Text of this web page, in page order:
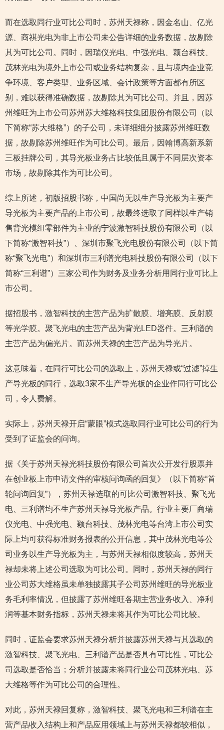
而在选取同行业可比公司时，苏州天禄称，因金名山、亿光
源、商祺光电为非上市公司未公告详细的业务数据，故剔除
其为可比公司。同时，因瑞仪光电、中强光电、颖台科技、
茂林光电为境外上市公司或业务结构复杂，且与境内企业竞
争环境、客户类型、业务区域、会计政策等方面都有所区
别，难以获得准确数据，故剔除其为可比公司。并且，因苏
州维旺为上市公司苏州苏大维格科技集团股份有限公司（以
下简称“苏大维格”）的子公司，未详细细分披露苏州维旺数
据，故剔除苏州维旺作为可比公司。最后，因翰博高新系新
三板挂牌公司，其导光板业务占比较低且属于不同层次资本
市场，故剔除其作为可比公司。
综上所述，初版招股书称，中国尚无以生产导光板为主要产
导光板为主要产品的上市公司，故最终选取了同样以生产销
售背光模组零部件为主业的宁波激智科技股份有限公司（以
下简称“激智科技”）、深圳市聚飞光电股份有限公司（以下简
称“聚飞光电”）和深圳市三利谱光电科技股份有限公司（以下
简称“三利谱”）三家公司作为财务及业务分析用同行业可比上
市公司。
据招股书，激智科技的主营产品为扩散膜、增亮膜、反射膜
等光学膜。聚飞光电的主营产品为背光LED器件。三利谱的
主营产品为偏光片。而苏州天禄的主营产品为导光片。
这意味着，在同行可比公司的选取上，苏州天禄或“过滤”掉生
产导光板的同行，选取3家不生产导光板的企业作同行可比公
司，令人费解。
实际上，苏州天禄开启“蒙眼”模式选取同行业可比公司的行为
受到了证监会的问询。
据《关于苏州天禄光科技股份有限公司首次公开发行股票并
在创业板上市申请文件的审核问询函的回复》（以下简称“首
轮问询回复”），苏州天禄选取的可比公司激智科技、聚飞光
电、三利谱均不生产苏州天禄导光板产品。行业主要厂商瑞
仪光电、中强光电、颖台科技、茂林光电等台湾上市公司实
际上均可获得标准财务报表的公开信息，其中茂林光电等公
司业务以生产导光板为主，与苏州天禄相似度较高，苏州天
禄却未将上述公司选取为可比公司。同时，苏州天禄的同行
业公司苏大维格虽未单独披露其子公司苏州维旺的导光板业
务毛利率情况，但披露了苏州维旺各期主营业务收入、净利
润等基本财务指标，苏州天禄未将其作为可比公司比较。
同时，证监会要求苏州天禄分析并披露苏州天禄与其选取的
激智科技、聚飞光电、三利谱产品是否具有可比性，可比公
司选取是否恰当；分析并披露未将同行业公司茂林光电、苏
大维格等作为可比公司的合理性。
对此，苏州天禄回复称，激智科技、聚飞光电和三利谱在主
营产品收入结构上和产品应用领域上与苏州天禄都较相似，